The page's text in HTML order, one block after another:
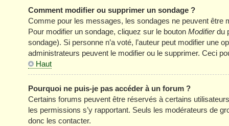
Comment modifier ou supprimer un sondage ?
Comme pour les messages, les sondages ne peuvent être
Pour modifier un sondage, cliquez sur le bouton Modifierdu
sondage). Si personne n’a voté, l’auteur peut modifier une
administrateurs peuvent le modifier ou le supprimer. Ceci
Haut
Pourquoi ne puis-je pas accéder à un forum ?
Certains forums peuvent être réservés à certains
les permissions s’y rapportant. Seuls les modérateurs de
donc les contacter.